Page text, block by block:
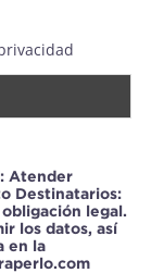
Atender
Destinatarios:
legal.
los datos, así
en la